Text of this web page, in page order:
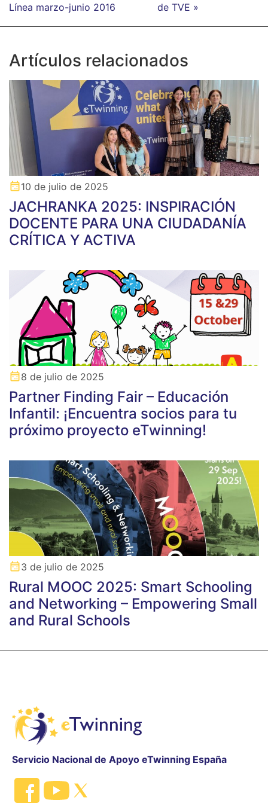
Línea marzo-junio 2016
de TVE »
Artículos relacionados
10 de julio de 2025
JACHRANKA 2025: INSPIRACIÓN
DOCENTE PARA UNA CIUDADANÍA
CRÍTICA Y ACTIVA
8 de julio de 2025
Partner Finding Fair – Educación
Infantil: ¡Encuentra socios para tu
próximo proyecto eTwinning!
3 de julio de 2025
Rural MOOC 2025: Smart Schooling
and Networking – Empowering Small
and Rural Schools
Servicio Nacional de Apoyo eTwinning España